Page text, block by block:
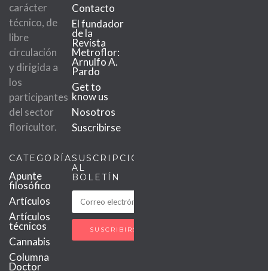
carácter
técnico, de
libre
circulación
y dirigida a
los
participantes
del sector
floricultor.
Contacto
El fundador
de la
Revista
Metroflor:
Arnulfo A.
Pardo
Get to
know us
Nosotros
Suscribirse
CATEGORÍAS
Apunte
filosófico
Artículos
Artículos
técnicos
Cannabis
Columna
Doctor
SUSCRIPCIÓN
AL
BOLETÍN